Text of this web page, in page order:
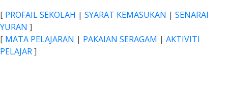
[ PROFAIL SEKOLAH | SYARAT KEMASUKAN | SENARAI
YURAN ]
[ MATA PELAJARAN | PAKAIAN SERAGAM | AKTIVITI
PELAJAR]